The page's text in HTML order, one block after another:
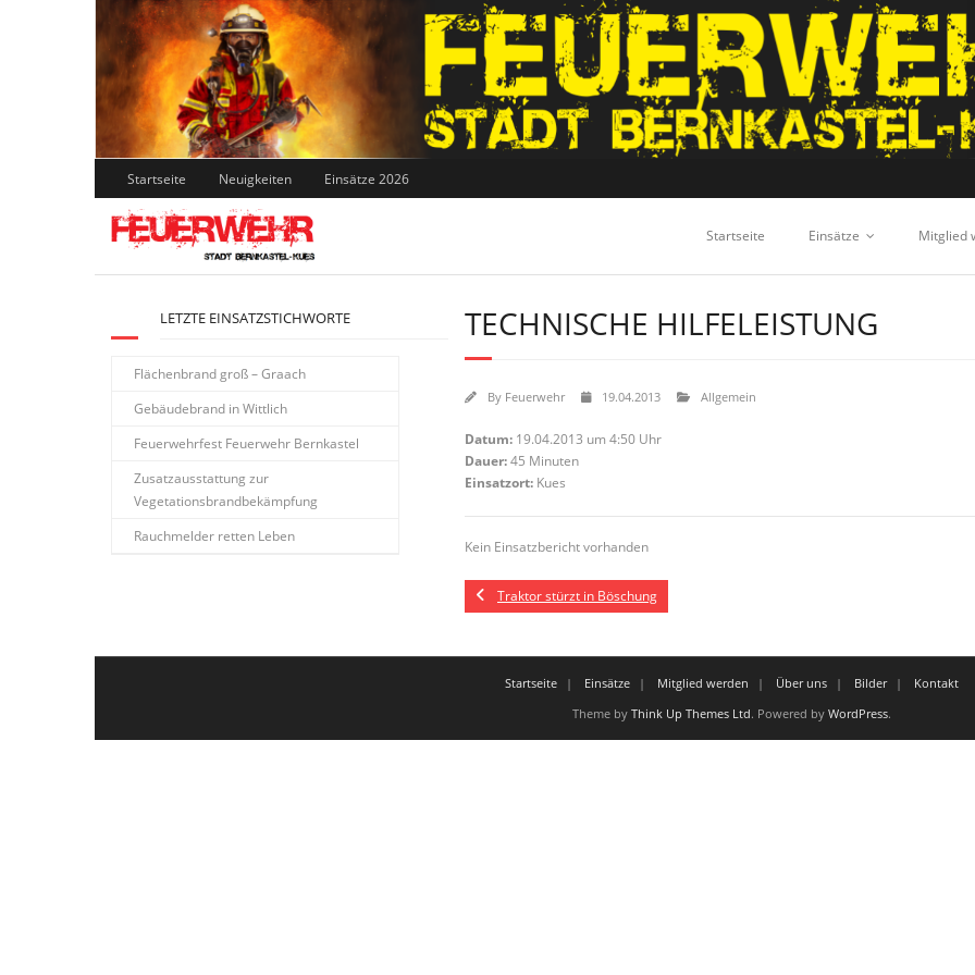
Skip
to
content
Startseite Neuigkeiten Einsätze 2026
Startseite Einsätze Mitglied
TECHNISCHE HILFELEISTUNG
By Feuerwehr 19.04.2013 Allgemein
Datum: 19.04.2013 um 4:50 Uhr
Dauer:45 Minuten
Einsatzort: Kues
Kein Einsatzbericht vorhanden
Traktor stürzt in Böschung
LETZTE EINSATZSTICHWORTE
Flächenbrand groß – Graach
Gebäudebrand in Wittlich
Feuerwehrfest Feuerwehr Bernkastel
Zusatzausstattung zur
Vegetationsbrandbekämpfung
Rauchmelder retten Leben
Startseite Einsätze Mitglied werden Über uns Bilder
Kontakt
Theme by Think Up Themes Ltd. Powered by WordPress.